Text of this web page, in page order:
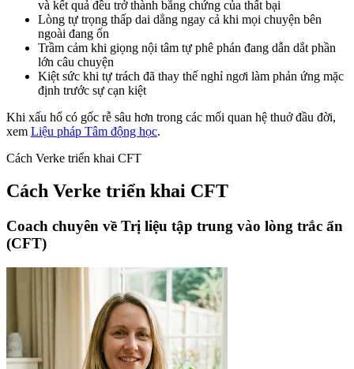
và kết quả đều trở thành bằng chứng của thất bại
Lòng tự trọng thấp dai dẳng ngay cả khi mọi chuyện bên
ngoài đang ổn
Trầm cảm khi giọng nội tâm tự phê phán đang dẫn dắt phần
lớn câu chuyện
Kiệt sức khi tự trách đã thay thế nghỉ ngơi làm phản ứng mặc
định trước sự cạn kiệt
Khi xấu hổ có gốc rễ sâu hơn trong các mối quan hệ thuở đầu đời,
xem Liệu pháp Tâm động học.
Cách Verke triển khai CFT
Cách Verke triển khai CFT
Coach chuyên về Trị liệu tập trung vào lòng trắc ẩn
(CFT)